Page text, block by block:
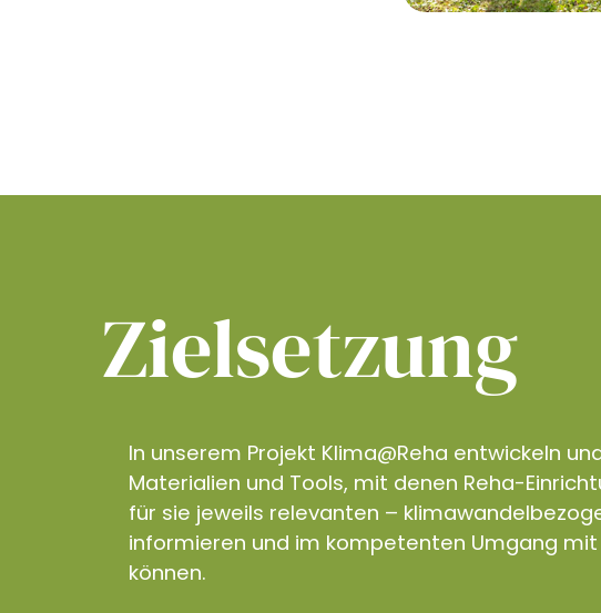
Zielsetzung
In unserem Projekt Klima@Reha entwickeln
Materialien und Tools, mit denen Reha-
für sie jeweils relevanten –
informieren und im kompetenten Umgang
können.